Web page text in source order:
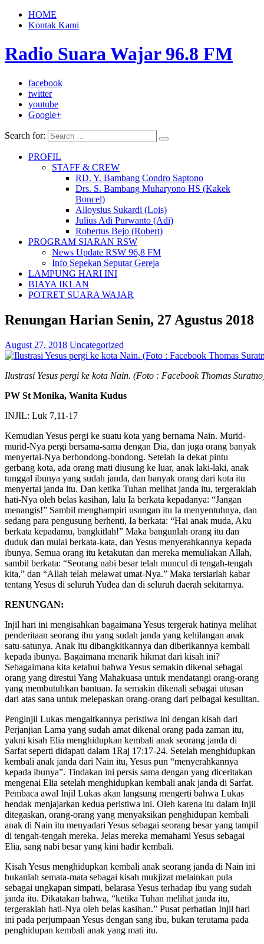
HOME
Kontak Kami
Radio Suara Wajar 96.8 FM
facebook
twitter
youtube
Google+
Search for:
PROFIL
STAFF & CREW
RD. Y. Bambang Condro Saptono
Drs. S. Bambang Muharyono HS (Kakek
Boncel)
Alloysius Sukardi (Lois)
Julius Adi Purwanto (Adi)
Robertus Bejo (Robert)
PROGRAM SIARAN RSW
News Update RSW 96,8 FM
Info Sepekan Seputar Gereja
LAMPUNG HARI INI
BIAYA IKLAN
POTRET SUARA WAJAR
Renungan Harian Senin, 27 Agustus 2018
August 27, 2018 Uncategorized
Ilustrasi Yesus pergi ke kota Nain. (Foto : Facebook Thomas
PW St Monika, Wanita Kudus
INJIL: Luk 7,11-17
Kemudian Yesus pergi ke suatu kota yang bernama Nain. Murid-
murid-Nya pergi bersama-sama dengan Dia, dan juga orang banyak
menyertai-Nya berbondong-bondong. Setelah Ia dekat pintu
gerbang kota, ada orang mati diusung ke luar, anak laki-laki, anak
tunggal ibunya yang sudah janda, dan banyak orang dari kota itu
menyertai janda itu. Dan ketika Tuhan melihat janda itu, tergeraklah
hati-Nya oleh belas kasihan, lalu Ia berkata kepadanya: “Jangan
menangis!” Sambil menghampiri usungan itu Ia menyentuhnya, dan
sedang para pengusung berhenti, Ia berkata: “Hai anak muda, Aku
berkata kepadamu, bangkitlah!” Maka bangunlah orang itu dan
duduk dan mulai berkata-kata, dan Yesus menyerahkannya kepada
ibunya. Semua orang itu ketakutan dan mereka memuliakan Allah,
sambil berkata: “Seorang nabi besar telah muncul di tengah-tengah
kita,” dan “Allah telah melawat umat-Nya.” Maka tersiarlah kabar
tentang Yesus di seluruh Yudea dan di seluruh daerah sekitarnya.
RENUNGAN:
Injil hari ini mengisahkan bagaimana Yesus tergerak hatinya melihat
penderitaan seorang ibu yang sudah janda yang kehilangan anak
satu-satunya. Anak itu dibangkitkannya dan diberikannya kembali
kepada ibunya. Bagaimana menarik hikmat dari kisah ini?
Sebagaimana kita ketahui bahwa Yesus semakin dikenal sebagai
orang yang direstui Yang Mahakuasa untuk mendatangi orang-orang
yang membutuhkan bantuan. Ia semakin dikenali sebagai utusan
dari atas sana untuk melepaskan orang-orang dari pelbagai kesulitan.
Penginjil Lukas mengaitkannya peristiwa ini dengan kisah dari
Perjanjian Lama yang sudah amat dikenal orang pada zaman itu,
yakni kisah Elia menghidupkan kembali anak seorang janda di
Sarfat seperti didapati dalam 1Raj 17:17-24. Setelah menghidupkan
kembali anak janda dari Nain itu, Yesus pun “menyerahkannya
kepada ibunya”. Tindakan ini persis sama dengan yang diceritakan
mengenai Elia setelah menghidupkan kembali anak janda di Sarfat.
Pembaca awal Injil Lukas akan langsung mengerti bahwa Lukas
hendak menjajarkan kedua peristiwa ini. Oleh karena itu dalam Injil
ditegaskan, orang-orang yang menyaksikan penghidupan kembali
anak di Nain itu menyadari Yesus sebagai seorang besar yang tampil
di tengah-tengah mereka. Jelas mereka memahami Yesus sebagai
Elia, sang nabi besar yang kini hadir kembali.
Kisah Yesus menghidupkan kembali anak seorang janda di Nain ini
bukanlah semata-mata sebagai kisah mukjizat melainkan pula
sebagai ungkapan simpati, belarasa Yesus terhadap ibu yang sudah
janda itu. Dikatakan bahwa, “ketika Tuhan melihat janda itu,
tergeraklah hati-Nya oleh belas kasihan.” Pusat perhatian Injil hari
ini pada perjumpaan Yesus dengan sang ibu, bukan terutama pada
penghidupan kembali anak yang mati itu.